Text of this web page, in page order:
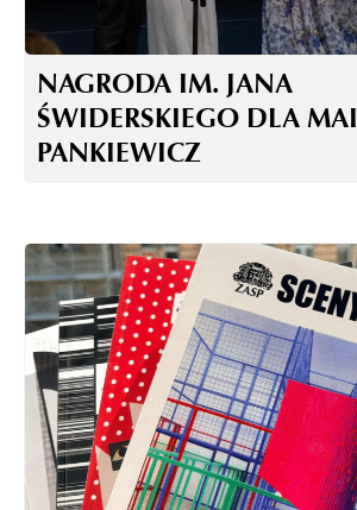
NAGRODA IM. JANA
ŚWIDERSKIEGO DLA MAI
PANKIEWICZ